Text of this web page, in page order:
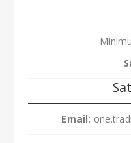
Email: